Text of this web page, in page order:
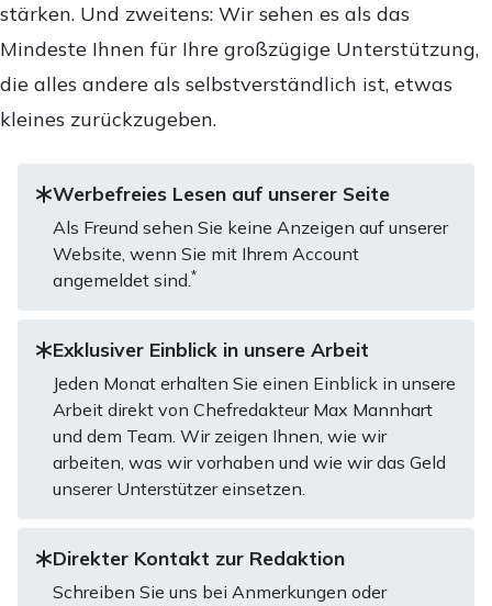
stärken. Und zweitens: Wir sehen es als das
Mindeste Ihnen für Ihre großzügige Unterstützung,
die alles andere als selbstverständlich ist, etwas
kleines zurückzugeben.
Werbefreies Lesen auf unserer Seite
Als Freund sehen Sie keine Anzeigen auf unserer
Website, wenn Sie mit Ihrem Account
angemeldet sind.*
Exklusiver Einblick in unsere Arbeit
Jeden Monat erhalten Sie einen Einblick in unsere
Arbeit direkt von Chefredakteur Max Mannhart
und dem Team. Wir zeigen Ihnen, wie wir
arbeiten, was wir vorhaben und wie wir das Geld
unserer Unterstützer einsetzen.
Direkter Kontakt zur Redaktion
Schreiben Sie uns bei Anmerkungen oder